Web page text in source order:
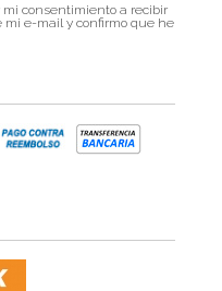
mi consentimiento a recibir
mi e-mail y confirmo que he